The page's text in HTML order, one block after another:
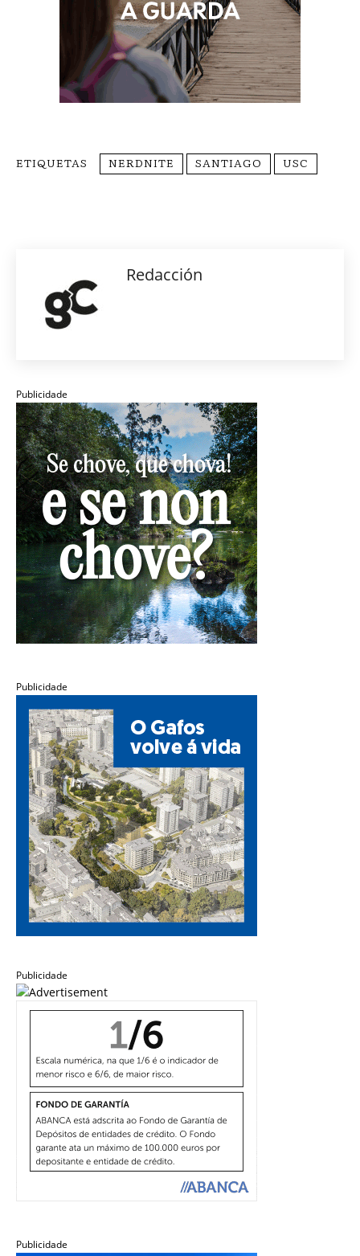
ETIQUETAS NERDNITE SANTIAGO USC
Redacción
Publicidade
Publicidade
Publicidade
Publicidade